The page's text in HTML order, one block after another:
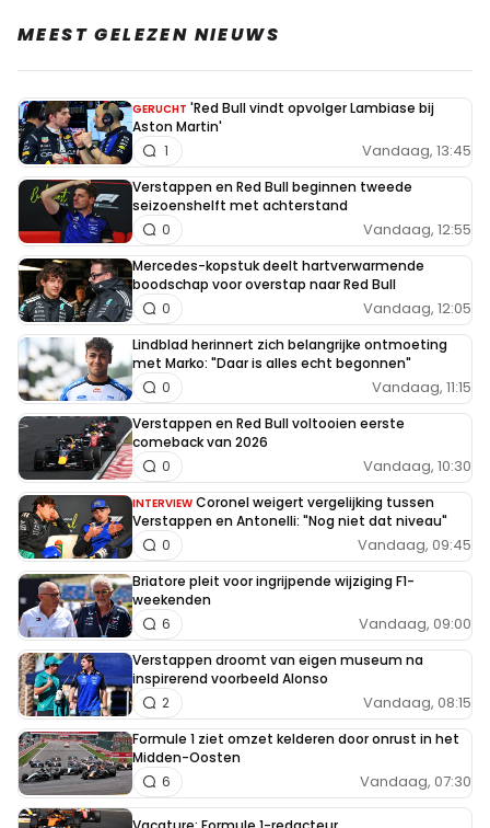
MEEST GELEZEN NIEUWS
GERUCHT 'Red Bull vindt opvolger Lambiase bij
Aston Martin'
Vandaag, 13:45
1
Verstappen en Red Bull beginnen tweede
seizoenshelft met achterstand
Vandaag, 12:55
0
Mercedes-kopstuk deelt hartverwarmende
boodschap voor overstap naar Red Bull
Vandaag, 12:05
0
Lindblad herinnert zich belangrijke ontmoeting
met Marko: "Daar is alles echt begonnen"
Vandaag, 11:15
0
Verstappen en Red Bull voltooien eerste
comeback van 2026
Vandaag, 10:30
0
INTERVIEW Coronel weigert vergelijking tussen
Verstappen en Antonelli: "Nog niet dat niveau"
Vandaag, 09:45
0
Briatore pleit voor ingrijpende wijziging F1-
weekenden
Vandaag, 09:00
6
Verstappen droomt van eigen museum na
inspirerend voorbeeld Alonso
Vandaag, 08:15
2
Formule 1 ziet omzet kelderen door onrust in het
Midden-Oosten
Vandaag, 07:30
6